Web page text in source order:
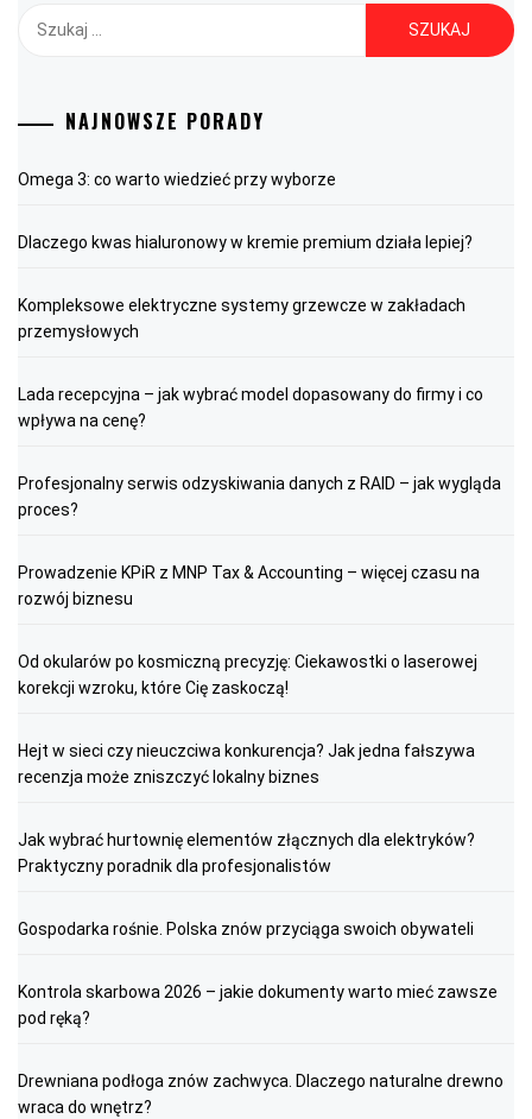
NAJNOWSZE PORADY
Omega 3: co warto wiedzieć przy wyborze
Dlaczego kwas hialuronowy w kremie premium działa lepiej?
Kompleksowe elektryczne systemy grzewcze w zakładach
przemysłowych
Lada recepcyjna – jak wybrać model dopasowany do firmy i co
wpływa na cenę?
Profesjonalny serwis odzyskiwania danych z RAID – jak wygląda
proces?
Prowadzenie KPiR z MNP Tax & Accounting – więcej czasu na
rozwój biznesu
Od okularów po kosmiczną precyzję: Ciekawostki o laserowej
korekcji wzroku, które Cię zaskoczą!
Hejt w sieci czy nieuczciwa konkurencja? Jak jedna fałszywa
recenzja może zniszczyć lokalny biznes
Jak wybrać hurtownię elementów złącznych dla elektryków?
Praktyczny poradnik dla profesjonalistów
Gospodarka rośnie. Polska znów przyciąga swoich obywateli
Kontrola skarbowa 2026 – jakie dokumenty warto mieć zawsze
pod ręką?
Drewniana podłoga znów zachwyca. Dlaczego naturalne drewno
wraca do wnętrz?